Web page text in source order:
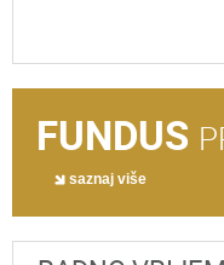
FUNDUS
saznaj više